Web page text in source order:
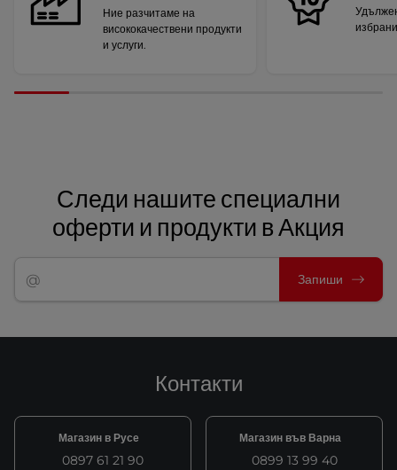
Ние разчитаме на
висококачествени продукти
и услуги.
Следи нашите специални
оферти и продукти в Акция
Запиши
Контакти
Магазин в Русе
0897 61 21 90
Магазин във Варна
0899 13 99 40